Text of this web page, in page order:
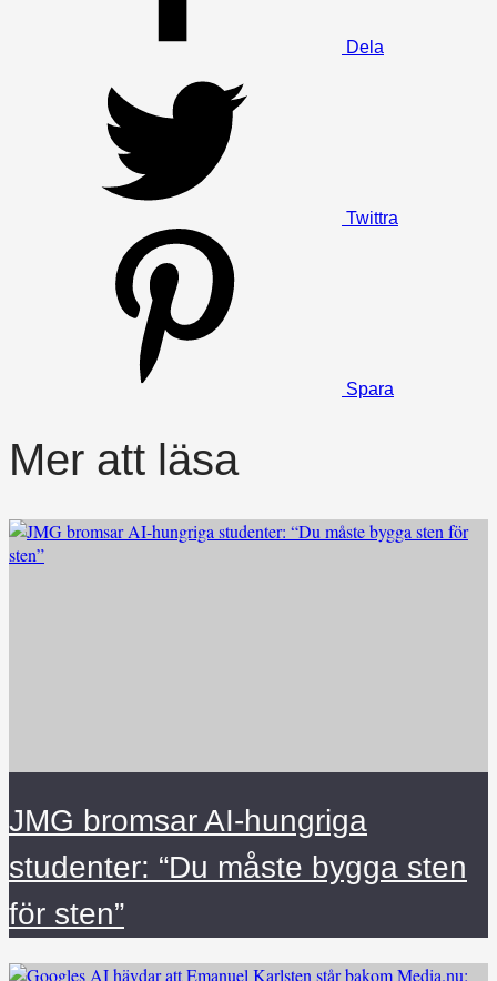
Dela
Twittra
Spara
Mer att läsa
JMG bromsar AI-hungriga
studenter: “Du måste bygga sten
för sten”